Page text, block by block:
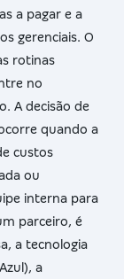
a pagar e a
gerenciais. O
rotinas
no
A decisão de
quando a
custos
ou
interna para
parceiro, é
a tecnologia
a